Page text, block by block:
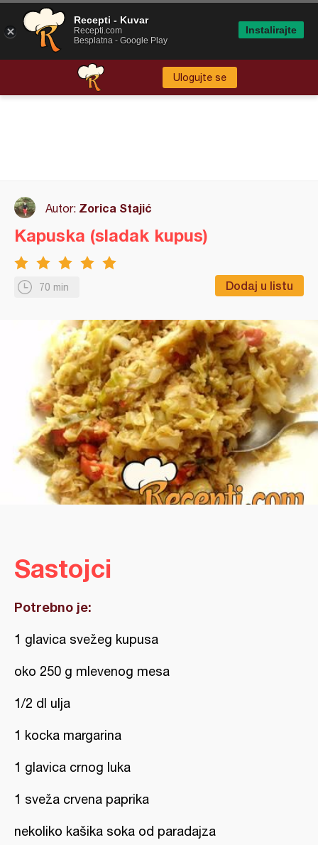
Ulogujte se
Autor: Zorica Stajić
70 min Dodaj u listu
Kapuska (sladak kupus)
Sastojci
Potrebno je:
1 glavica svežeg kupusa
oko 250 g mlevenog mesa
1/2 dl ulja
1 kocka margarina
1 glavica crnog luka
1 sveža crvena paprika
nekoliko kašika soka od paradajza
Recepti - Kuvar
Recepti.com
Besplatna - Google Play
Instalirajte